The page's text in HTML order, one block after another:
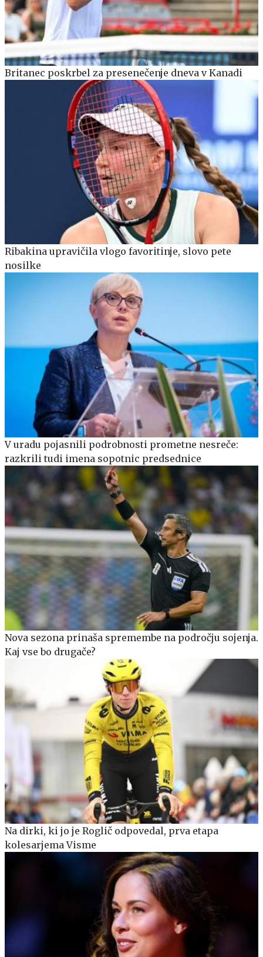
Britanec poskrbel za presenečenje dneva v Kanadi
Ribakina upravičila vlogo favoritinje, slovo pete
nosilke
V uradu pojasnili podrobnosti prometne nesreče:
razkrili tudi imena sopotnic predsednice
Nova sezona prinaša spremembe na področju sojenja.
Kaj vse bo drugače?
Na dirki, ki jo je Roglič odpovedal, prva etapa
kolesarjema Visme